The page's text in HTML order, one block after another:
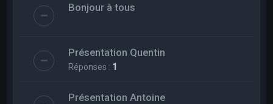
Bonjour à tous
Présentation Quentin
Réponses : 1
Présentation Antoine